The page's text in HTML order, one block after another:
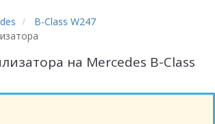
B-Class W247
на Mercedes B-Class